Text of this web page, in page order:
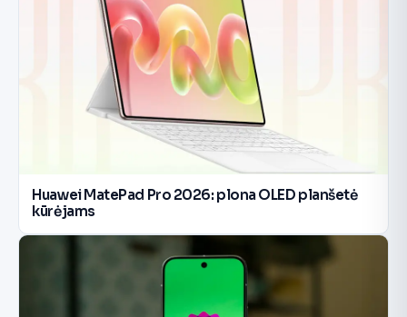
Huawei MatePad Pro 2026: plona OLED planšetė
kūrėjams